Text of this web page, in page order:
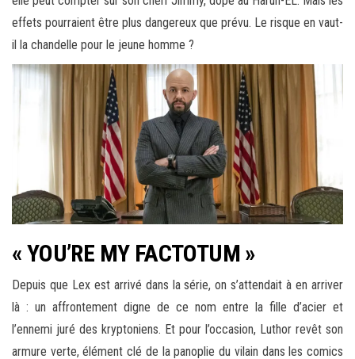
effets pourraient être plus dangereux que prévu. Le risque en vaut-
il la chandelle pour le jeune homme ?
« YOU’RE MY FACTOTUM »
Depuis que Lex est arrivé dans la série, on s’attendait à en arriver
là : un affrontement digne de ce nom entre la fille d’acier et
l’ennemi juré des kryptoniens. Et pour l’occasion, Luthor revêt son
armure verte, élément clé de la panoplie du vilain dans les comics